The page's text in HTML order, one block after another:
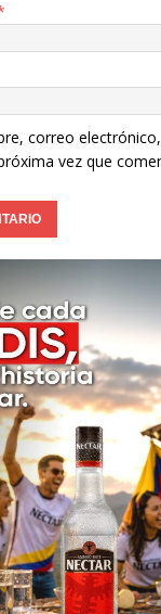
correo
vez que